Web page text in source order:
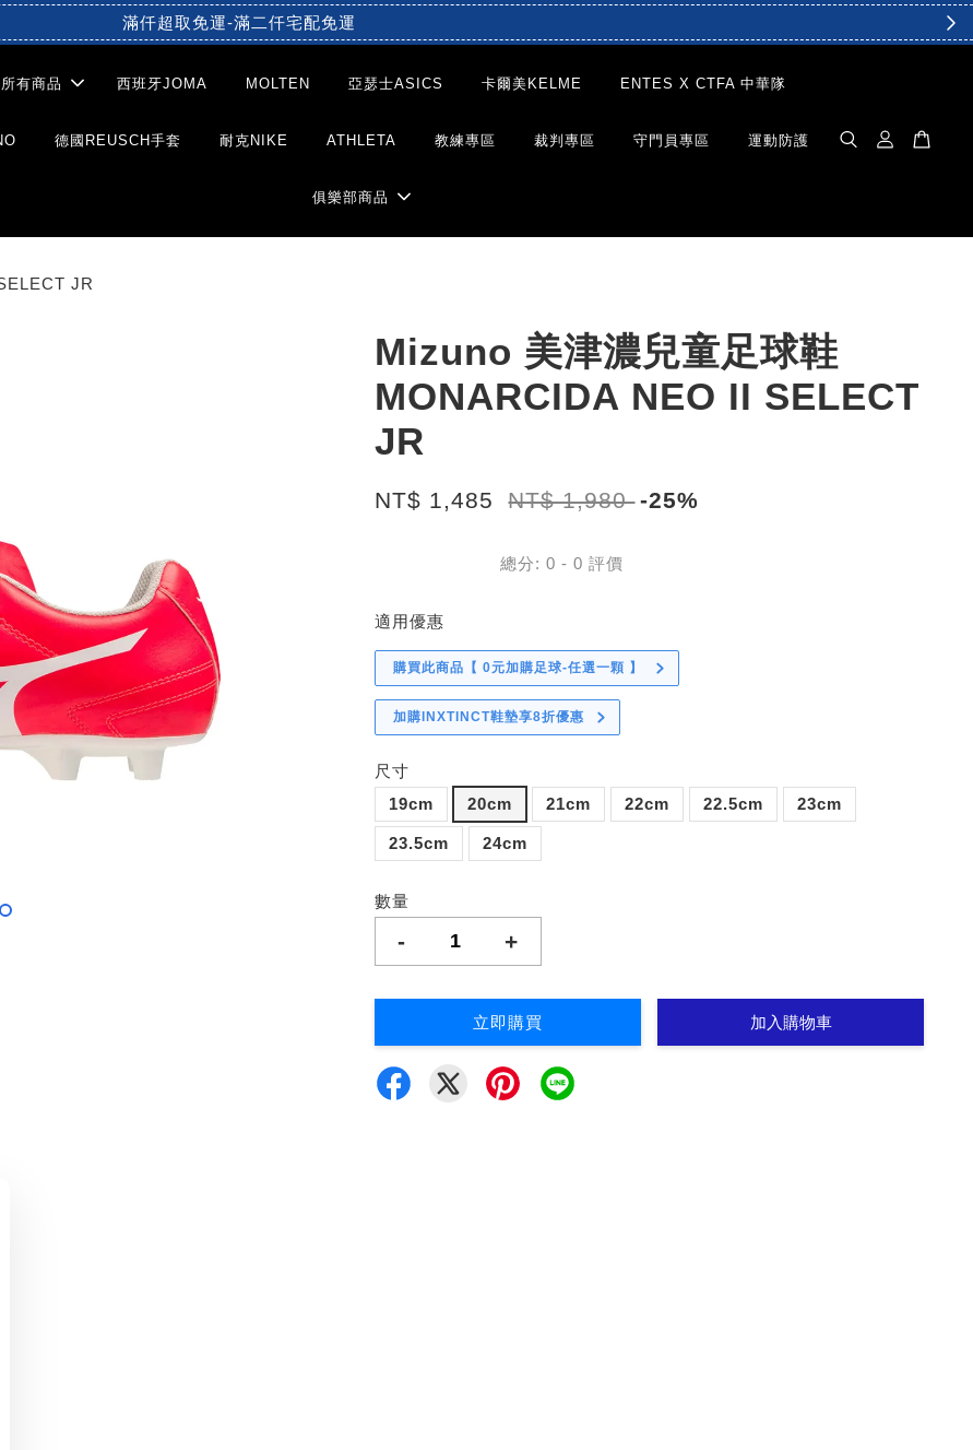
滿仟超取免運-滿二仟宅配免運
所有商品 西班牙JOMA MOLTEN 亞瑟士ASICS 卡爾美KELME ENTES X CTFA 中華隊
德國REUSCH手套 耐克NIKE ATHLETA 教練專區 裁判專區 守門員專區 運動防護
俱樂部商品
JR
Mizuno 美津濃兒童足球鞋
MONARCIDA NEO II SELECT
JR
NT$ 1,485 NT$ 1,980 -25%
總分:0 -0 評價
適用優惠
購買此商品【 0元加購足球-任選一顆 】
加購INXTINCT鞋墊享8折優惠
尺寸
19cm
20cm 21cm 22cm 22.5cm 23cm
23.5cm 24cm
數量
- +
立即購買 加入購物車